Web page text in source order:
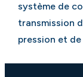
système de
transmission
pression et